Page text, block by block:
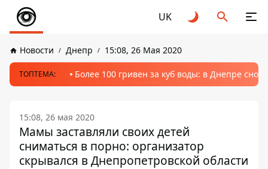
UK
Новости Днепр 15:08, 26 Мая 2020
ТОПТЕМА: Более 100 гривен за куб воды: в Днепре
15:08, 26 мая 2020
Мамы заставляли своих детей
сниматься в порно: организатор
скрывался в Днепропетровской области